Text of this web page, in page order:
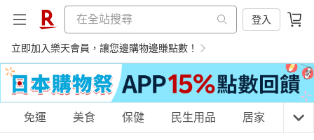
登入
立即加入樂天會員，讓您邊購物邊賺點數！
購物網分類
免運 美食 保健 民生用品 居家 3C